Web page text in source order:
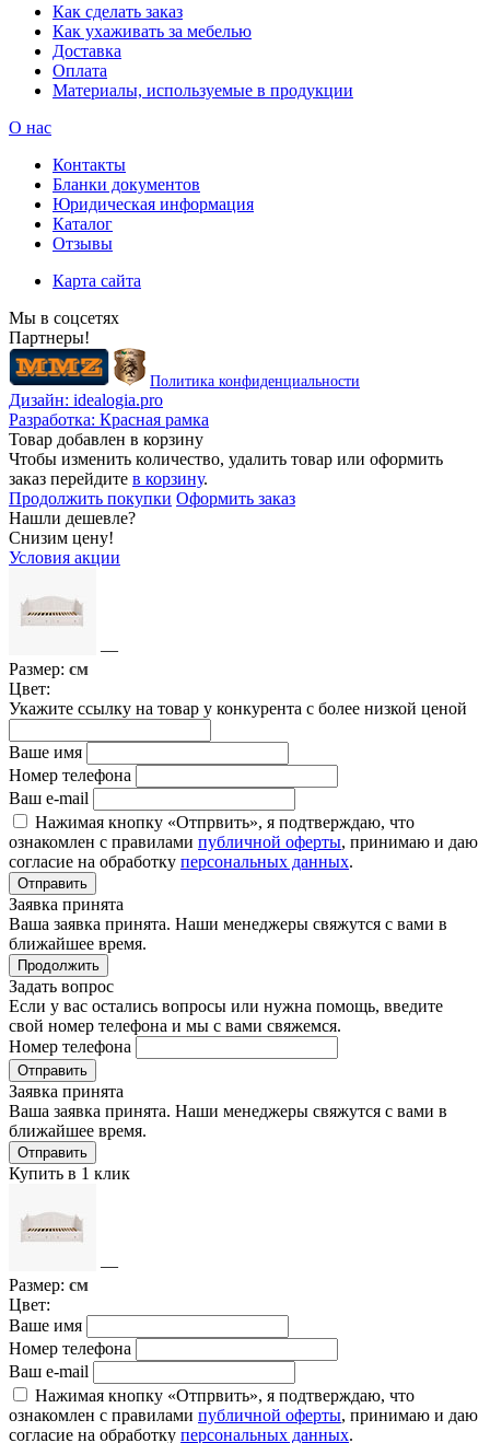
Как сделать заказ
Как ухаживать за мебелью
Доставка
Оплата
Материалы, используемые в продукции
О нас
Контакты
Бланки документов
Юридическая информация
Каталог
Отзывы
Карта сайта
Мы в соцсетях
Партнеры!
Политика конфиденциальности
Дизайн: idealogia.pro
Разработка: Красная рамка
Товар добавлен в корзину
Чтобы изменить количество, удалить товар или оформить
заказ перейдите в корзину.
Продолжить покупки Оформить заказ
Нашли дешевле?
Снизим цену!
Условия акции
—
Размер: см
Цвет:
Укажите ссылку на товар у конкурента с более низкой ценой
Ваше имя
Номер телефона
Ваш e-mail
Нажимая кнопку «Отпрвить», я подтверждаю, что
ознакомлен с правилами публичной оферты, принимаю и даю
согласие на обработку персональных данных.
Отправить
Заявка принята
Ваша заявка принята. Наши менеджеры свяжутся с вами в
ближайшее время.
Продолжить
Задать вопрос
Если у вас остались вопросы или нужна помощь, введите
свой номер телефона и мы с вами свяжемся.
Номер телефона
Отправить
Заявка принята
Ваша заявка принята. Наши менеджеры свяжутся с вами в
ближайшее время.
Отправить
Купить в 1 клик
—
Размер: см
Цвет:
Ваше имя
Номер телефона
Ваш e-mail
Нажимая кнопку «Отпрвить», я подтверждаю, что
ознакомлен с правилами публичной оферты, принимаю и даю
согласие на обработку персональных данных.